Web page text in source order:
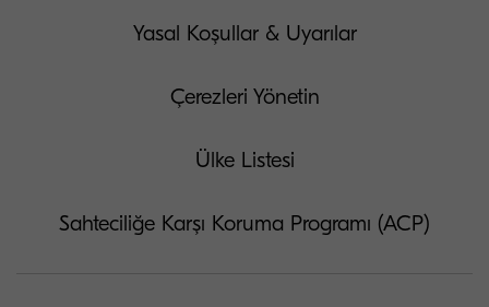
Yasal Koşullar & Uyarılar
Çerezleri Yönetin
Ülke Listesi
Sahteciliğe Karşı Koruma Programı (ACP)